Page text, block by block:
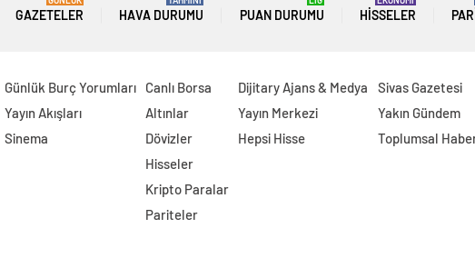
GAZETELER HAVA DURUMU PUAN DURUMU HISSELER
Günlük Burç Yorumları
Yayın Akışları
Sinema
Canlı Borsa
Altınlar
Dövizler
Hisseler
Kripto Paralar
Pariteler
Dijitary Ajans & Medya
Yayın Merkezi
Hepsi Hisse
Sivas Gazetesi
Yakın Gündem
Toplumsal